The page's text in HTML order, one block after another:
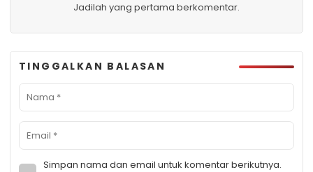
Jadilah yang pertama berkomentar.
TINGGALKAN BALASAN
Simpan nama dan email untuk komentar berikutnya.